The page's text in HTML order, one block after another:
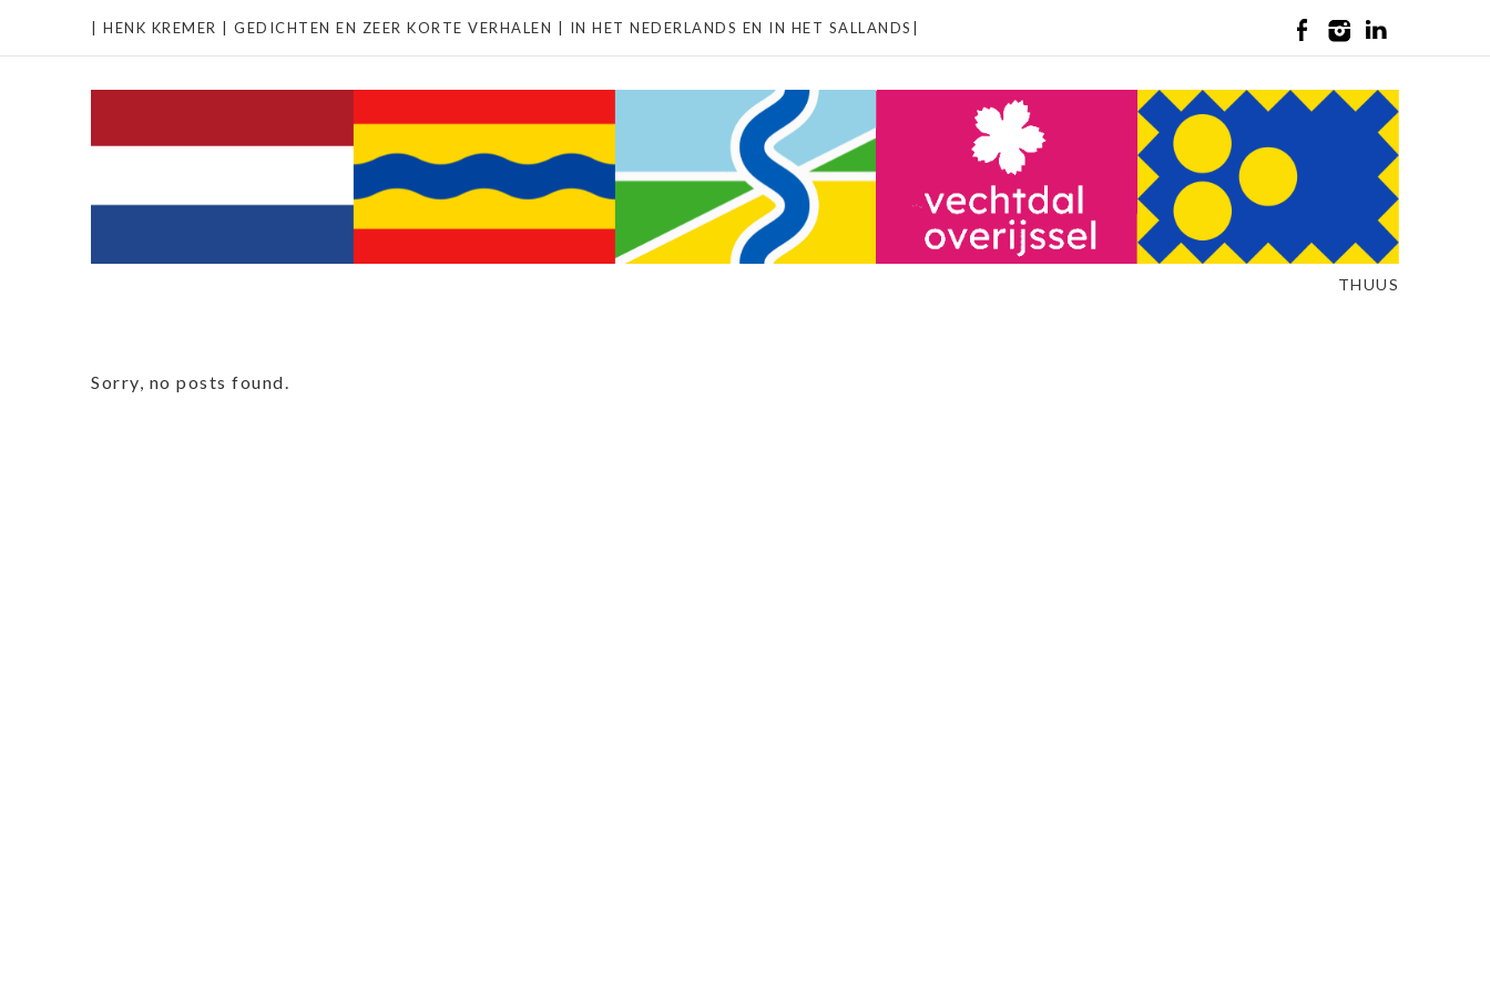
| HENK KREMER | GEDICHTEN EN ZEER KORTE VERHALEN | IN HET NEDERLANDS EN IN HET SALLANDS|
THUUS
Sorry, no posts found.